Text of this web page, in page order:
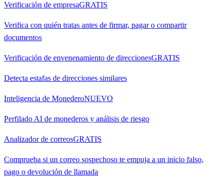
Verificación de empresaGRATIS
Verifica con quién tratas antes de firmar, pagar o compartir
documentos
Verificación de envenenamiento de direccionesGRATIS
Detecta estafas de direcciones similares
Inteligencia de MonederoNUEVO
Perfilado AI de monederos y análisis de riesgo
Analizador de correosGRATIS
Comprueba si un correo sospechoso te empuja a un inicio falso,
pago o devolución de llamada